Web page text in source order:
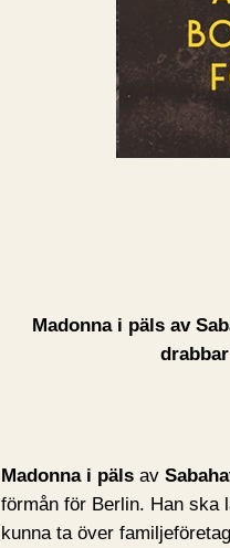
Madonna i päls av
Madonna i päls av
förmån för Berlin. Han ska
kunna ta över